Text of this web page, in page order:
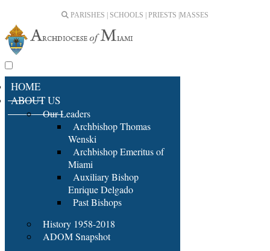
PARISHES | SCHOOLS | PRIESTS | MASSES
HOME
ABOUT US
Our Leaders
Archbishop Thomas
Wenski
Archbishop Emeritus of
Miami
Auxiliary Bishop
Enrique Delgado
Past Bishops
History 1958-2018
ADOM Snapshot